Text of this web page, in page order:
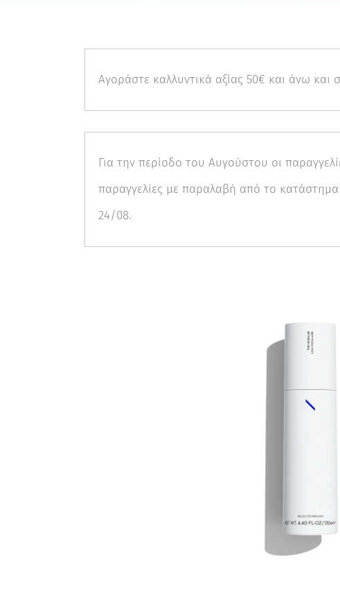
Αγοράστε καλλυντικά αξίας 50€ και άνω
Για την περίοδο του Αυγούστου οι
παραγγελίες με παραλαβή από το
24/08.